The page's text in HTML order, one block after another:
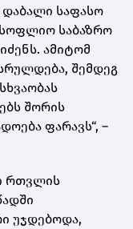
დაბალი საფასო
საბაზრო
ამიტომ
შემდეგ
შორის
ფარავს“, –
რთვლის
უჯდებოდა,